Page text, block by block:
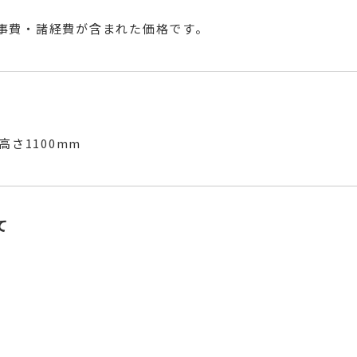
・諸経費が含まれた価格です。
さ1100mm